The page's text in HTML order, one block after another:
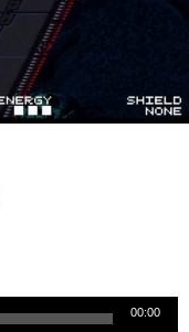
00:00